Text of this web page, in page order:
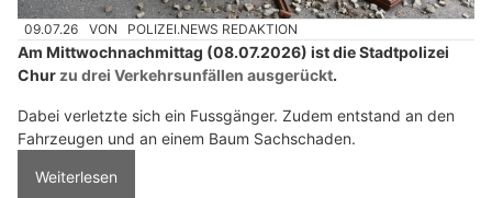
09.07.26 VON POLIZEI.NEWS REDAKTION
Am Mittwochnachmittag (08.07.2026) ist die Stadtpolizei
Churzu drei Verkehrsunfällen ausgerückt.
Dabei verletzte sich ein Fussgänger. Zudem entstand an den
Fahrzeugen und an einem Baum Sachschaden.
Weiterlesen